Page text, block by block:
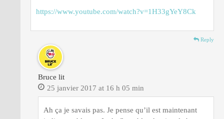
https://www.youtube.com/watch?v=1H33gYeY8Ck
Reply
Bruce lit
25 janvier 2017 at 16 h 05 min
Ah ça je savais pas. Je pense qu’il est maintenant